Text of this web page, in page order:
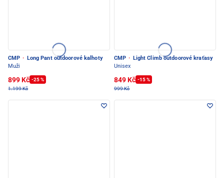
CMP ·
Long Pant outdoorové kalhoty
Muži
899 Kč -25 %
1.199 Kč
CMP ·
Light Climb outdoorové kraťasy
Unisex
849 Kč -15 %
999 Kč